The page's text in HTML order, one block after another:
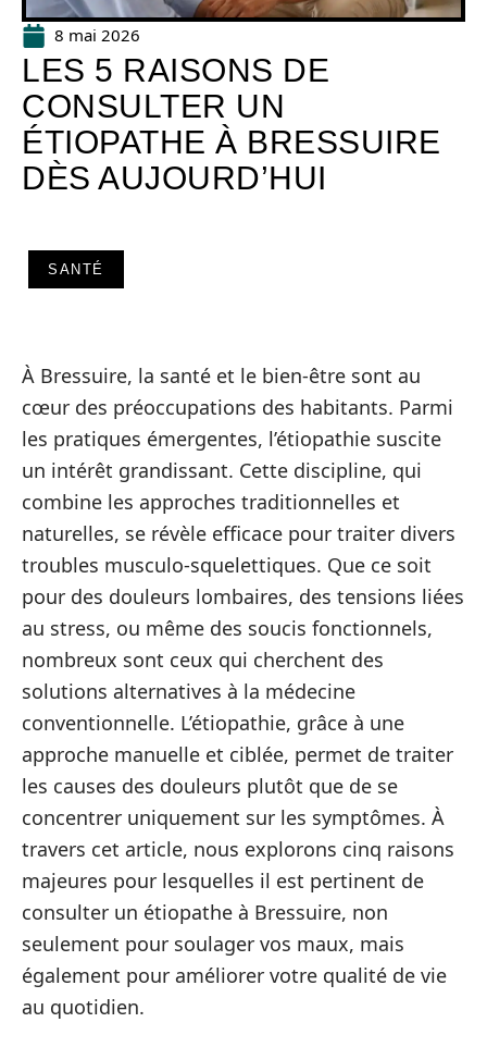
8 mai 2026
LES 5 RAISONS DE
CONSULTER UN
ÉTIOPATHE À BRESSUIRE
DÈS AUJOURD’HUI
SANTÉ
À Bressuire, la santé et le bien-être sont au
cœur des préoccupations des habitants. Parmi
les pratiques émergentes, l’étiopathie suscite
un intérêt grandissant. Cette discipline, qui
combine les approches traditionnelles et
naturelles, se révèle efficace pour traiter divers
troubles musculo-squelettiques. Que ce soit
pour des douleurs lombaires, des tensions liées
au stress, ou même des soucis fonctionnels,
nombreux sont ceux qui cherchent des
solutions alternatives à la médecine
conventionnelle. L’étiopathie, grâce à une
approche manuelle et ciblée, permet de traiter
les causes des douleurs plutôt que de se
concentrer uniquement sur les symptômes. À
travers cet article, nous explorons cinq raisons
majeures pour lesquelles il est pertinent de
consulter un étiopathe à Bressuire, non
seulement pour soulager vos maux, mais
également pour améliorer votre qualité de vie
au quotidien.